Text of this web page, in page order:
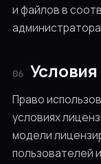
и файлов в
06
Право
условиях
модели
пользователей